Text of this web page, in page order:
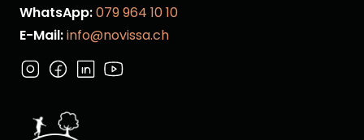
WhatsApp:079 964 10 10
E-Mail:info@novissa.ch